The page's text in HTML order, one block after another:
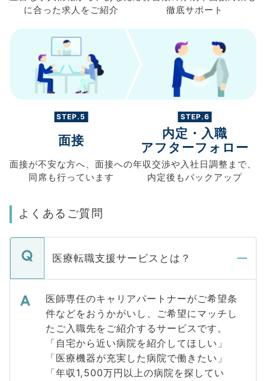
に合った求人を ご紹介
徹底サポート
STEP.5
面接
面接が不安な方へ、 面接への
同席も行っています
STEP.6
内定・入職
アフターフォロー
年収交渉や入社日調整まで、
内定後もバックアップ
よくあるご質問
医療転職支援サービスとは？
医師専任のキャリアパートナーがご希望条
件などをおうかがいし、ご希望にマッチし
たご入職先をご紹介するサービスです。
「自宅から近い病院を紹介してほしい」
「医療機器が充実した病院で働きたい」
「年収1,500万円以上の病院を探してい